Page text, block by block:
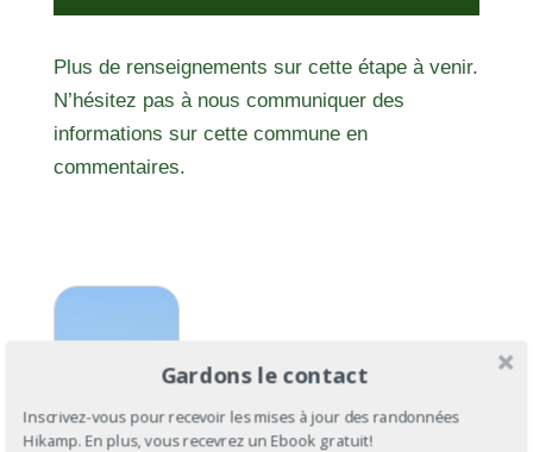
Plus de renseignements sur cette étape à venir.
N’hésitez pas à nous communiquer des
informations sur cette commune en
commentaires.
Gardons le contact
Inscrivez-vous pour recevoir les mises à jour des randonnées
Hikamp. En plus, vous recevrez un Ebook gratuit!